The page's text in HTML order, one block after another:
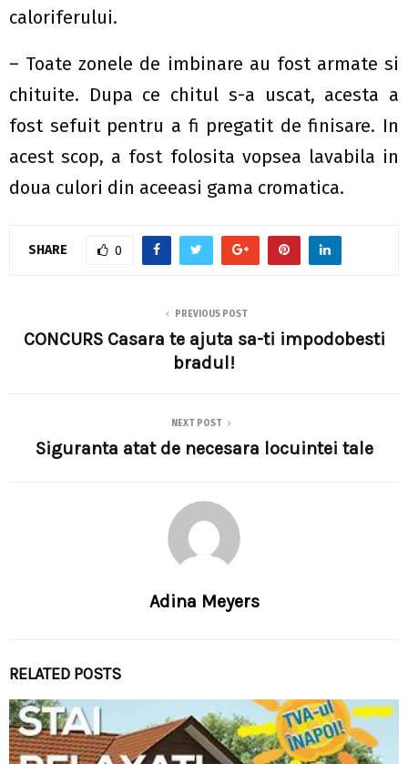
caloriferului.
– Toate zonele de imbinare au fost armate si
chituite. Dupa ce chitul s-a uscat, acesta a
fost sefuit pentru a fi pregatit de finisare. In
acest scop, a fost folosita vopsea lavabila in
doua culori din aceeasi gama cromatica.
SHARE 0
PREVIOUS POST
CONCURS Casara te ajuta sa-ti impodobesti
bradul!
NEXT POST
Siguranta atat de necesara locuintei tale
Adina Meyers
RELATED POSTS